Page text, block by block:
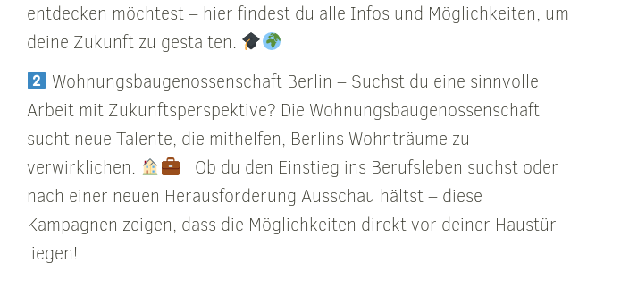
entdecken möchtest – hier findest du alle Infos und Möglichkeiten, um
deine Zukunft zu gestalten.
Wohnungsbaugenossenschaft Berlin – Suchst du eine sinnvolle
Arbeit mit Zukunftsperspektive? Die Wohnungsbaugenossenschaft
sucht neue Talente, die mithelfen, Berlins Wohnträume zu
verwirklichen.
Ob du den Einstieg ins Berufsleben suchst oder
nach einer neuen Herausforderung Ausschau hältst – diese
Kampagnen zeigen, dass die Möglichkeiten direkt vor deiner Haustür
liegen!